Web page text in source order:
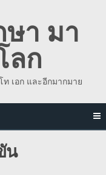
า มา
ลก
เอก และอีกมากมาย
น